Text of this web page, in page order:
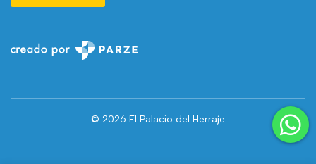
© 2026 El Palacio del Herraje